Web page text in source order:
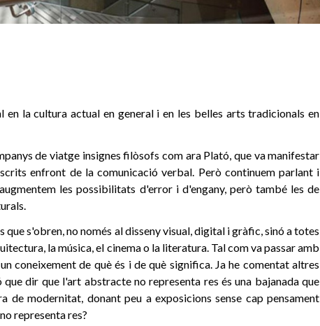
en la cultura actual en general i en les belles arts tradicionals en
de viatge insignes filòsofs com ara Plató, que va manifestar
enfront de la comunicació verbal. Però continuem parlant i
les possibilitats d'error i d'engany, però també les de
que s'obren, no només al disseny visual, digital i gràfic, sinó a totes
la música, el cinema o la literatura. Tal com va passar amb
coneixement de què és i de què significa. Ja he comentat altres
dir que l'art abstracte no representa res és una bajanada que
de modernitat, donant peu a exposicions sense cap pensament
representa res?